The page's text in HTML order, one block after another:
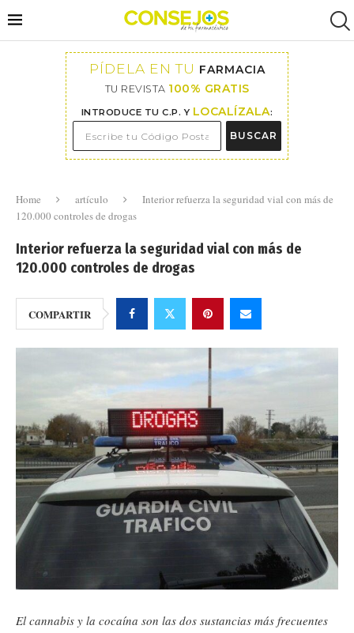
PÍDELA EN TU FARMACIA
TU REVISTA 100% GRATIS
INTRODUCE TU C.P. Y LOCALÍZALA:
BUSCAR
Home artículo
Interior refuerza la seguridad vial con más de
120.000 controles de drogas
Interior refuerza la seguridad vial con más de
120.000 controles de drogas
COMPARTIR
El cannabis y la cocaína son las dos sustancias más frecuentes